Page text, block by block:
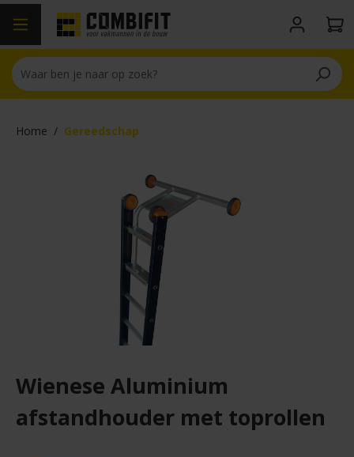
Home / Gereedschap
Afbeeldingengalerij overslaan
Wienese Aluminium
afstandhouder met toprollen